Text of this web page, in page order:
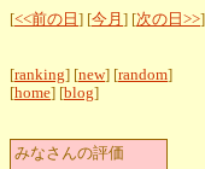
[<<前の日 ] [今月 ] [次の日>>]
[ranking] [new] [random]
[home] [blog]
みなさんの評価